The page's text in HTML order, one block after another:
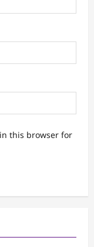
this browser for